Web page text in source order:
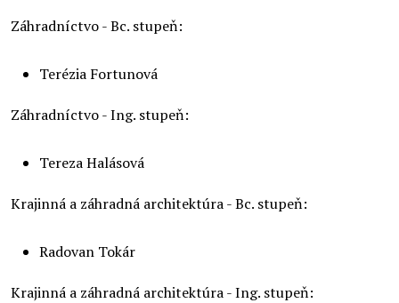
Záhradníctvo - Bc. stupeň:
Terézia Fortunová
Záhradníctvo - Ing. stupeň:
Tereza Halásová
Krajinná a záhradná architektúra - Bc. stupeň:
Radovan Tokár
Krajinná a záhradná architektúra - Ing. stupeň: